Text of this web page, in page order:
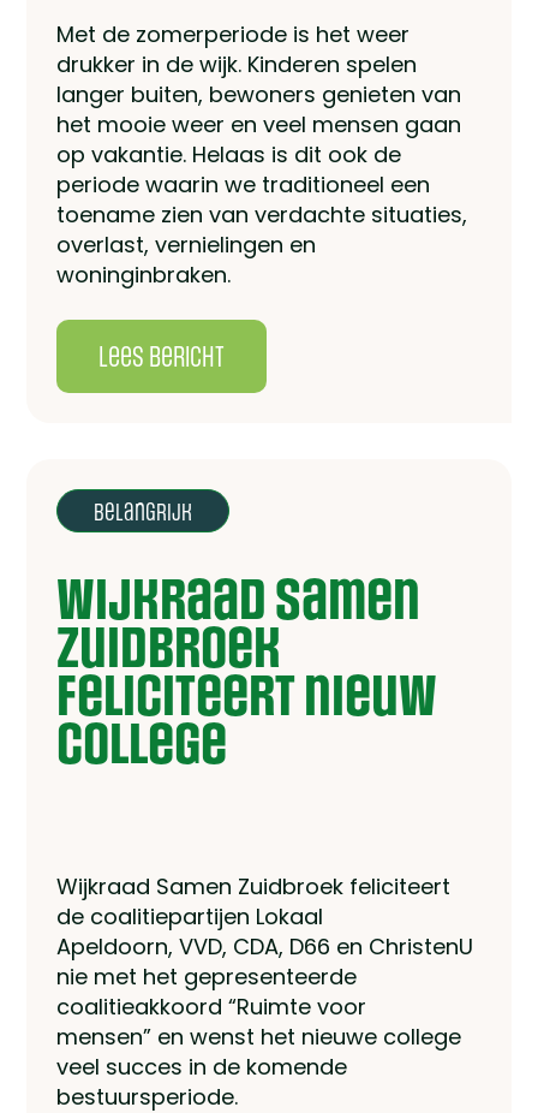
Met de zomerperiode is het weer
drukker in de wijk. Kinderen spelen
langer buiten, bewoners genieten van
het mooie weer en veel mensen gaan
op vakantie. Helaas is dit ook de
periode waarin we traditioneel een
toename zien van verdachte situaties,
overlast, vernielingen en
woninginbraken.
lees bericht
belangrijk
Wijkraad Samen
Zuidbroek
feliciteert nieuw
college
Wijkraad Samen Zuidbroek feliciteert
de coalitiepartijen Lokaal
Apeldoorn, VVD, CDA, D66 en ChristenU
nie met het gepresenteerde
coalitieakkoord “Ruimte voor
mensen” en wenst het nieuwe college
veel succes in de komende
bestuursperiode.